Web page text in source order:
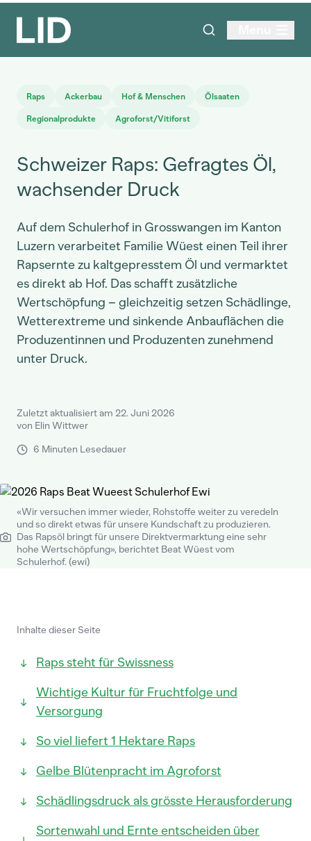
Raps Ackerbau Hof & Menschen Ölsaaten
Regionalprodukte Agroforst/Vitiforst
Schweizer Raps: Gefragtes Öl,
wachsender Druck
Auf dem Schulerhof in Grosswangen im Kanton
Luzern verarbeitet Familie Wüest einen Teil ihrer
Rapsernte zu kaltgepresstem Öl und vermarktet
es direkt ab Hof. Das schafft zusätzliche
Wertschöpfung – gleichzeitig setzen Schädlinge,
Wetterextreme und sinkende Anbauflächen die
Produzentinnen und Produzenten zunehmend
unter Druck.
Zuletzt aktualisiert am 22. Juni 2026
von Elin Wittwer
6 Minuten Lesedauer
«Wir versuchen immer wieder, Rohstoffe weiter zu veredeln
und so direkt etwas für unsere Kundschaft zu produzieren.
Das Rapsöl bringt für unsere Direktvermarktung eine sehr
hohe Wertschöpfung», berichtet Beat Wüest vom
Schulerhof. (ewi)
Inhalte dieser Seite
Raps steht für Swissness
Wichtige Kultur für Fruchtfolge und
Versorgung
So viel liefert 1 Hektare Raps
Gelbe Blütenpracht im Agroforst
Schädlingsdruck als grösste Herausforderung
Sortenwahl und Ernte entscheiden über